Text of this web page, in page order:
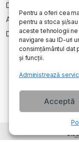
Pentru a oferi cea
pentru a stoca și/
aceste tehnologii
navigare sau ID-uri
consimțământul dat
și funcții.
Administrează
Acceptă
Descarcari
Adrese
Detalii cont